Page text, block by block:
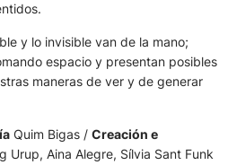
y lo invisible van de la mano;
espacio y presentan posibles
maneras de ver y de generar
Quim Bigas / Creación e
Urup, Aina Alegre, Sílvia Sant Funk